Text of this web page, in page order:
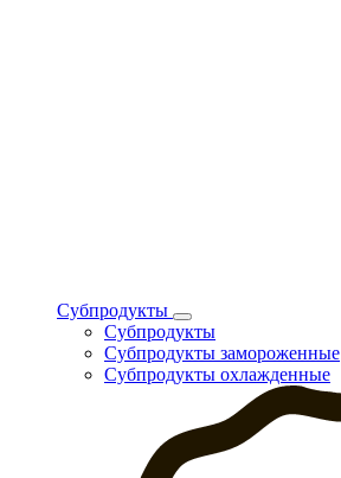
Субпродукты
Субпродукты
Субпродукты замороженные
Субпродукты охлажденные